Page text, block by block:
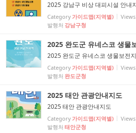
2025 강남구 비상 대피시설 안내
Category 가이드맵(지역별) Views
발행처 강남구청
2025 완도군 유네스코 생물
2025 완도군 유네스코 생물보전
Category 가이드맵(지역별) Views
발행처 완도군청
2025 태안 관광안내지도
2025 태안 관광안내지도
Category 가이드맵(지역별) Views
발행처 태안군청